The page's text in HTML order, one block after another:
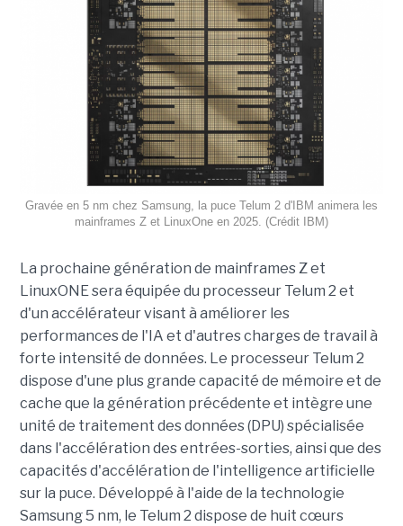
Gravée en 5 nm chez Samsung, la puce Telum 2 d'IBM animera les
mainframes Z et LinuxOne en 2025. (Crédit IBM)
La prochaine génération de mainframes Z et
LinuxONE sera équipée du processeur Telum 2 et
d'un accélérateur visant à améliorer les
performances de l'IA et d'autres charges de travail à
forte intensité de données. Le processeur Telum 2
dispose d'une plus grande capacité de mémoire et de
cache que la génération précédente et intègre une
unité de traitement des données (DPU) spécialisée
dans l'accélération des entrées-sorties, ainsi que des
capacités d'accélération de l'intelligence artificielle
sur la puce. Développé à l'aide de la technologie
Samsung 5 nm, le Telum 2 dispose de huit cœurs